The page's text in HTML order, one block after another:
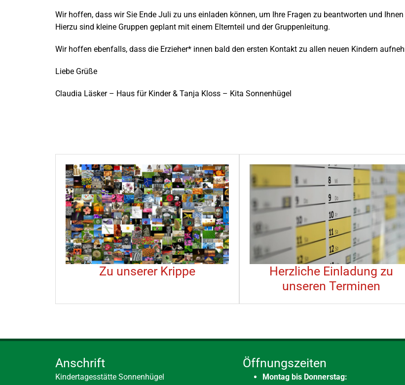
Wir hoffen, dass wir Sie Ende Juli zu uns einladen können, um Ihre Fragen zu beantworten und
Hierzu sind kleine Gruppen geplant mit einem Elternteil und der Gruppenleitung.
Wir hoffen ebenfalls, dass die Erzieher* innen bald den ersten Kontakt zu allen neuen Kindern
Liebe Grüße
Claudia Läsker – Haus für Kinder & Tanja Kloss – Kita Sonnenhügel
Zu unserer Krippe
Herzliche Einladung zu
unseren Terminen
Anschrift
Kindertagesstätte Sonnenhügel
Öffnungszeiten
Montag bis Donnerstag: